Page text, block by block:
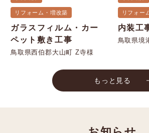
リフォーム・増改築
ガラスフィルム・カー
ペット敷き工事
鳥取県西伯郡大山町 Z寺様
リフォー
内装工
鳥取県境
もっと見る